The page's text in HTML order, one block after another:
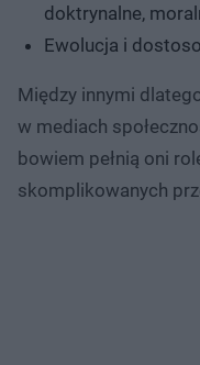
doktrynalne,
Ewolucja i
Między innymi
w mediach
bowiem pełnią oni
skomplikowanych